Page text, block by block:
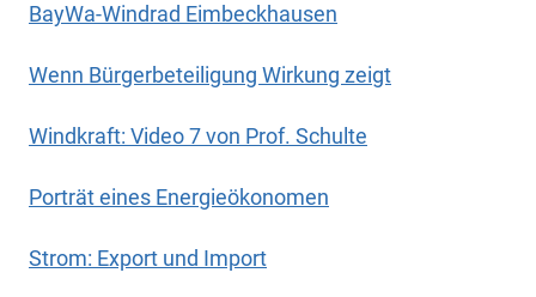
BayWa-Windrad Eimbeckhausen
Wenn Bürgerbeteiligung Wirkung zeigt
Windkraft: Video 7 von Prof. Schulte
Porträt eines Energieökonomen
Strom: Export und Import